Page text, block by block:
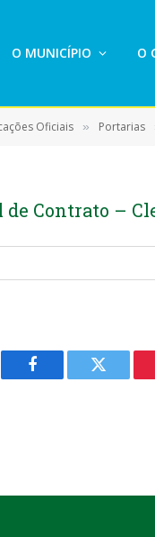
O MUNICÍPIO O
Oficiais » Portarias
de Contrato –
Facebook Twitter